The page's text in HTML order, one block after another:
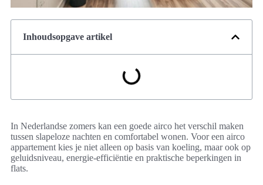
Inhoudsopgave artikel
In Nederlandse zomers kan een goede airco het verschil maken
tussen slapeloze nachten en comfortabel wonen. Voor een airco
appartement kies je niet alleen op basis van koeling, maar ook op
geluidsniveau, energie-efficiëntie en praktische beperkingen in
flats.